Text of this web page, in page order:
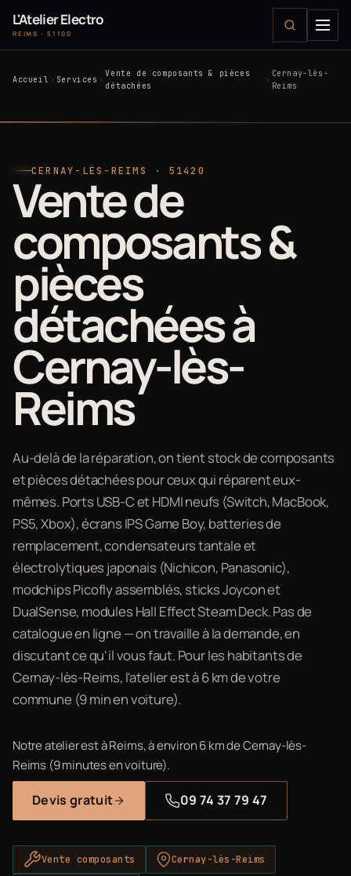
L'Atelier Electro
REIMS · 51100
Accueil Services
Vente de composants & pièces
détachées
Cernay-lès-
Reims
CERNAY-LÈS-REIMS · 51420
Vente de
composants &
pièces
détachées à
Cernay-lès-
Reims
Au-delà de la réparation, on tient stock de composants
et pièces détachées pour ceux qui réparent eux-
mêmes. Ports USB-C et HDMI neufs (Switch, MacBook,
PS5, Xbox), écrans IPS Game Boy, batteries de
remplacement, condensateurs tantale et
électrolytiques japonais (Nichicon, Panasonic),
modchips Picofly assemblés, sticks Joycon et
DualSense, modules Hall Effect Steam Deck. Pas de
catalogue en ligne — on travaille à la demande, en
discutant ce qu'il vous faut. Pour les habitants de
Cernay-lès-Reims, l'atelier est à 6 km de votre
commune (9 min en voiture).
Notre atelier est à Reims, à environ 6 km de Cernay-lès-
Reims (9 minutes en voiture).
Devis gratuit 09 74 37 79 47
Vente composants Cernay-lès-Reims